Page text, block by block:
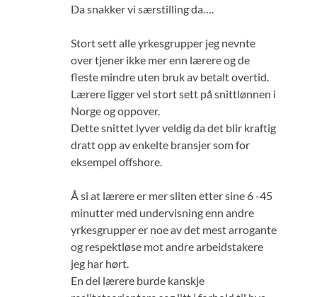
Da snakker vi særstilling da….
Stort sett alle yrkesgrupper jeg nevnte
over tjener ikke mer enn lærere og de
fleste mindre uten bruk av betalt overtid.
Lærere ligger vel stort sett på snittlønnen i
Norge og oppover.
Dette snittet lyver veldig da det blir kraftig
dratt opp av enkelte bransjer som for
eksempel offshore.
Å si at lærere er mer sliten etter sine 6 -45
minutter med undervisning enn andre
yrkesgrupper er noe av det mest arrogante
og respektløse mot andre arbeidstakere
jeg har hørt.
En del lærere burde kanskje